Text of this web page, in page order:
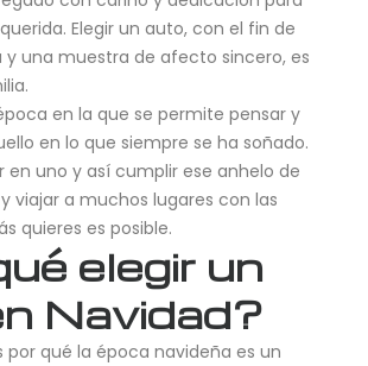
Elegir un auto, con el fin de
y una muestra de afecto sincero, es
en la que se permite pensar y
en lo que siempre se ha soñado.
en uno y así cumplir ese anhelo de
viajar a muchos lugares con las
quieres es posible.
elegir un
Navidad?
qué la época navideña es un